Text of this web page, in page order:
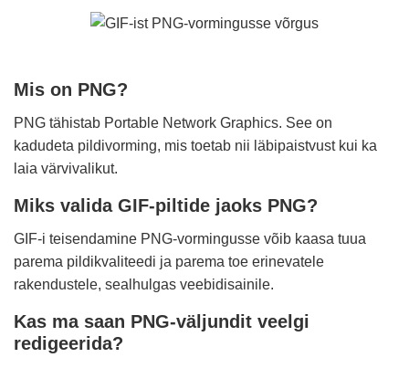
Mis on PNG?
PNG tähistab Portable Network Graphics. See on
kadudeta pildivorming, mis toetab nii läbipaistvust kui ka
laia värvivalikut.
Miks valida GIF-piltide jaoks PNG?
GIF-i teisendamine PNG-vormingusse võib kaasa tuua
parema pildikvaliteedi ja parema toe erinevatele
rakendustele, sealhulgas veebidisainile.
Kas ma saan PNG-väljundit veelgi
redigeerida?